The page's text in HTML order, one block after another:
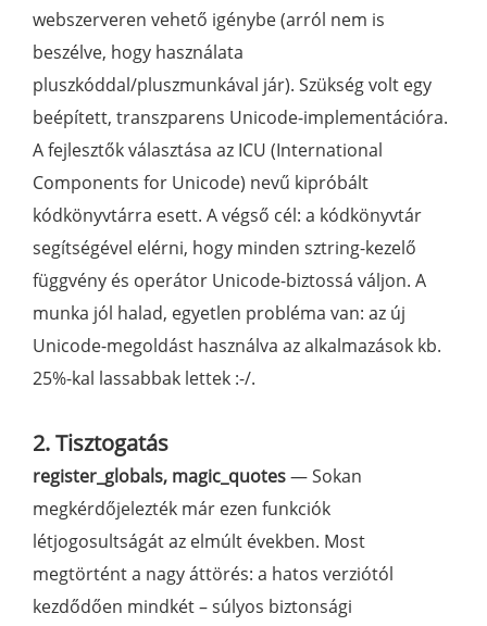
webszerveren vehető igénybe (arról nem is
beszélve, hogy használata
pluszkóddal/pluszmunkával jár). Szükség volt egy
beépített, transzparens Unicode-implementációra.
A fejlesztők választása az ICU (International
Components for Unicode) nevű kipróbált
kódkönyvtárra esett. A végső cél: a kódkönyvtár
segítségével elérni, hogy minden sztring-kezelő
függvény és operátor Unicode-biztossá váljon. A
munka jól halad, egyetlen probléma van: az új
Unicode-megoldást használva az alkalmazások kb.
25%-kal lassabbak lettek :-/.
2. Tisztogatás
register_globals, magic_quotes— Sokan
megkérdőjelezték már ezen funkciók
létjogosultságát az elmúlt években. Most
megtörtént a nagy áttörés: a hatos verziótól
kezdődően mindkét – súlyos biztonsági